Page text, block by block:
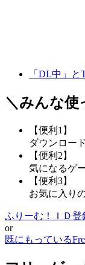
「DL中」と
＼みんな使
【便利1】
ダウンロー
【便利2】
気になるゲ
【便利3】
お気に入り
ふりーむ！ＩＤ登
or
既にもっている